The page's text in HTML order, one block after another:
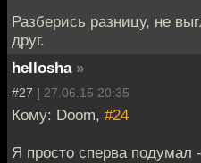
Разберись разницу, не
друг.
hellosha »
#27 | 27.06.15 20:35
Кому: Doom, #24
Я просто сперва подумал